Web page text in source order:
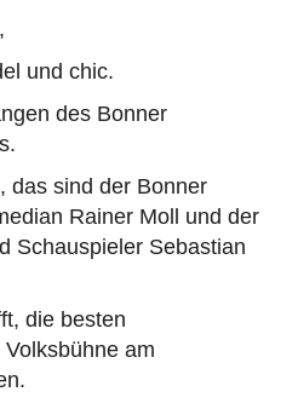
und chic.
des Bonner
das sind der Bonner
Rainer Moll und der
Schauspieler Sebastian
die besten
am